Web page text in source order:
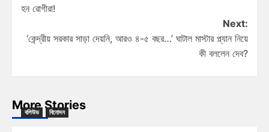
হন রোগীরা!
Next:
‘কেন্দ্রীয় সরকার সাড়া দেয়নি, আরও ৪-৫ বছর…’ ঘাটাল মাস্টার প্ল্যান নিয়ে
কী বললেন দেব?
More Stories
বলিউড বিনোদন